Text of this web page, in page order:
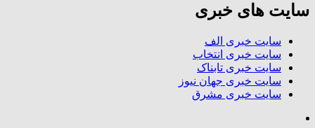
سایت های خبری
سایت خبری الف
سایت خبری انتخاب
سایت خبری تابناک
سایت خبری جهان نیوز
سایت خبری مشرق